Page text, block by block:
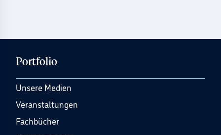
Portfolio
Unsere Medien
Veranstaltungen
Fachbücher